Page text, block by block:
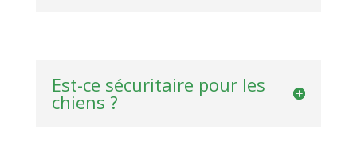
Est-ce sécuritaire pour les
chiens ?